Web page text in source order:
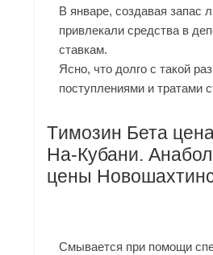
В январе, создавая запас
привлекали средства в
ставкам.
Ясно, что долго с такой
поступлениями и тратами
Tимозин Бета
На-Кубани.
цены
Смывается при помощи